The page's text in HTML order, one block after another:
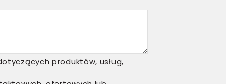
produktów, usług,